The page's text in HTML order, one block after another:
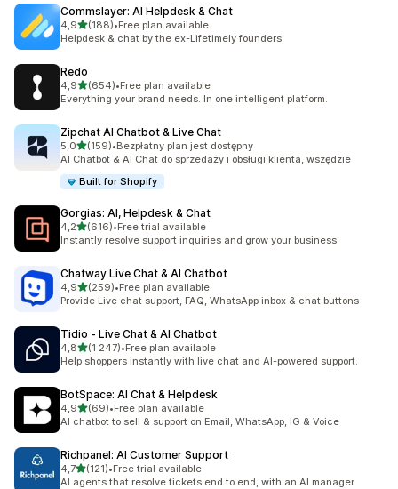
Commslayer: AI Helpdesk & Chat
4,9na 5 gwiazdek
(188)
Łączna liczba recenzji: 188
•Free plan available
Helpdesk & chat by the ex-Lifetimely founders
Redo
4,9na 5 gwiazdek
(654)
Łączna liczba recenzji: 654
•Free plan available
Everything your brand needs. In one intelligent platform.
Zipchat AI Chatbot & Live Chat
5,0na 5 gwiazdek
(159)
Łączna liczba recenzji: 159
•Bezpłatny plan jest dostępny
AI Chatbot & AI Chat do sprzedaży i obsługi klienta, wszędzie
Built for Shopify
Gorgias: AI, Helpdesk & Chat
4,2na 5 gwiazdek
(616)
Łączna liczba recenzji: 616
•Free trial available
Instantly resolve support inquiries and grow your business.
Chatway Live Chat & AI Chatbot
4,9na 5 gwiazdek
(259)
Łączna liczba recenzji: 259
•Free plan available
Provide Live chat support, FAQ, WhatsApp inbox & chat buttons
Tidio ‑ Live Chat & AI Chatbot
4,8na 5 gwiazdek
(1 247)
Łączna liczba recenzji: 1247
•Free plan available
Help shoppers instantly with live chat and AI-powered support.
BotSpace: AI Chat & Helpdesk
4,9na 5 gwiazdek
(69)
Łączna liczba recenzji: 69
•Free plan available
AI chatbot to sell & support on Email, WhatsApp, IG & Voice
Richpanel: AI Customer Support
4,7na 5 gwiazdek
(121)
Łączna liczba recenzji: 121
•Free trial available
AI agents that resolve tickets end to end, with an AI manager